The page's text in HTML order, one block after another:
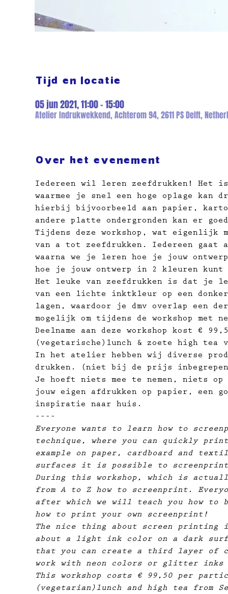
Tijd en locatie
05 jun 2021, 11:00 – 15:00
Atelier Indrukwekkend, Achterom 94, 2611 PS Delft,
Over het evenement
Iedereen wil leren zeefdrukken! Het
waarmee je snel een hoge oplage kan
hierbij bijvoorbeeld aan papier,
andere platte ondergronden kan er
Tijdens deze workshop, wat
van a tot zeefdrukken. Iedereen gaat
waarna we je leren hoe je jouw
hoe je jouw ontwerp in 2 kleuren kunt
Het leuke van zeefdrukken is dat je
van een lichte inktkleur op een
lagen, waardoor je dmv overlap een
mogelijk om tijdens de workshop
Deelname aan deze workshop kost €
(vegetarische)lunch & zoete high tea
In het atelier hebben wij diverse
drukken. (niet bij de prijs
Je hoeft niets mee te nemen, niets
jouw eigen afdrukken op papier, ​een
inspiratie naar huis.
----
Everyone wants to learn how to
technique, where you can quickly
example on paper, cardboard and
surfaces it is possible to
During this workshop, which is
from A to Z how to screenprint.
after which we will teach you how to
how to print your own screenprint!
The nice thing about screen
about a light ink color on a dark
that you can create a third layer
work with neon colors or glitter inks
This workshop costs € 99,50 per
(vegetarian)lunch and high tea from